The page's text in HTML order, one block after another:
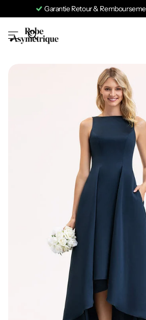
Garantie Retour &